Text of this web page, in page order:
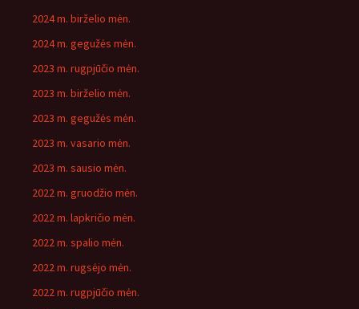
2024 m. birželio mėn.
2024 m. gegužės mėn.
2023 m. rugpjūčio mėn.
2023 m. birželio mėn.
2023 m. gegužės mėn.
2023 m. vasario mėn.
2023 m. sausio mėn.
2022 m. gruodžio mėn.
2022 m. lapkričio mėn.
2022 m. spalio mėn.
2022 m. rugsėjo mėn.
2022 m. rugpjūčio mėn.